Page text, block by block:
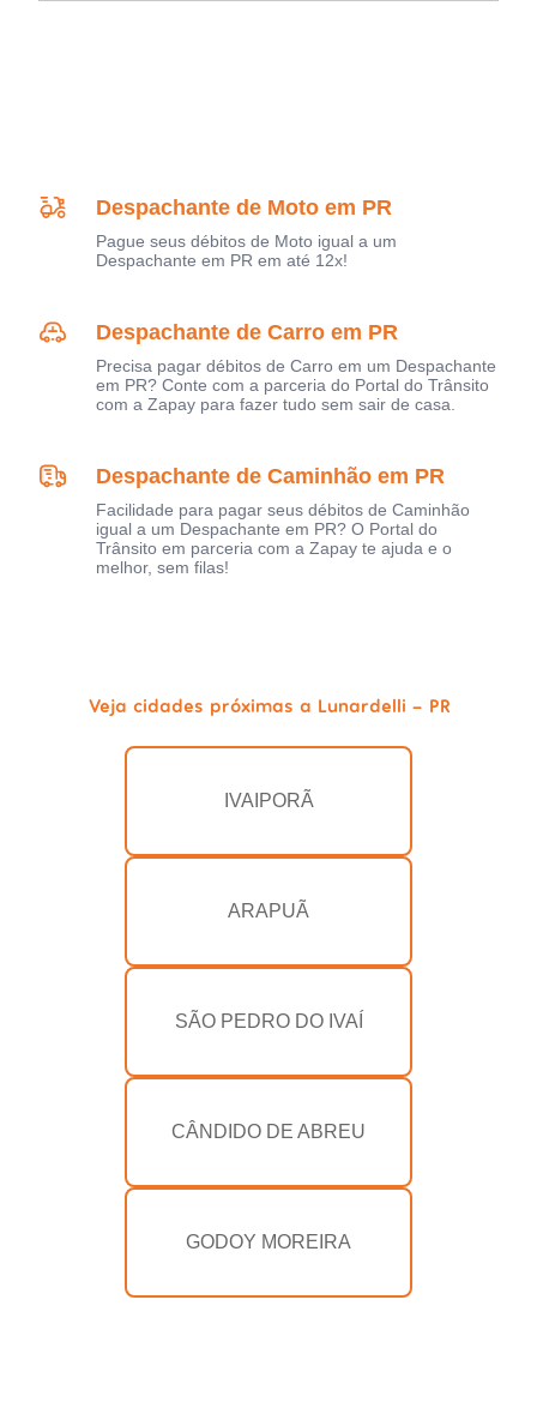
Despachante de Moto em PR
Pague seus débitos de Moto igual a um
Despachante em PR em até 12x!
Despachante de Carro em PR
Precisa pagar débitos de Carro em um Despachante
em PR? Conte com a parceria do Portal do Trânsito
com a Zapay para fazer tudo sem sair de casa.
Despachante de Caminhão em PR
Facilidade para pagar seus débitos de Caminhão
igual a um Despachante em PR? O Portal do
Trânsito em parceria com a Zapay te ajuda e o
melhor, sem filas!
Veja cidades próximas a Lunardelli - PR
IVAIPORÃ
ARAPUÃ
SÃO PEDRO DO IVAÍ
CÂNDIDO DE ABREU
GODOY MOREIRA